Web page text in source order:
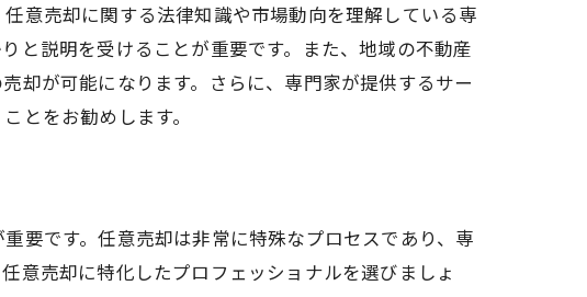
意売却に関する法律知識や市場動向を理解している専
と説明を受けることが重要です。また、地域の不動産
却が可能になります。さらに、専門家が提供するサー
とをお勧めします。
要です。任意売却は非常に特殊なプロセスであり、専
意売却に特化したプロフェッショナルを選びましょ